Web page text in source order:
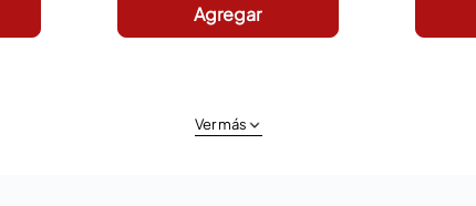
Agregar
Ver más